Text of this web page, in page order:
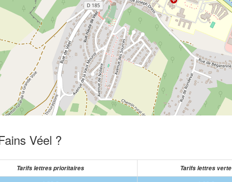
Véel ?
Tarifs lettres prioritaires Tarifs lettres verte